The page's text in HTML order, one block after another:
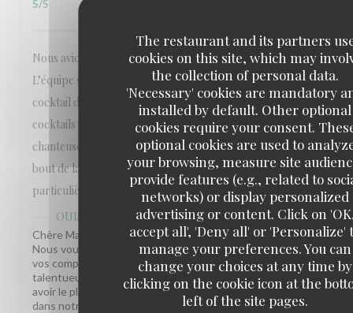
The restaurant and its partners
cookies on this site, which may
the collection of personal data.
'Necessary' cookies are mandatory
installed by default. Other optional
cookies require your consent.
optional cookies are used to
your browsing, measure site
provide features (e.g., related to
networks) or display personalized
advertising or content. Click on
accept all', 'Deny all' or 'Personalize'
manage your preferences. You can
change your choices at any time by
clicking on the cookie icon at the
left of the site pages.
5/5
Nous avions réservé pour fêter nos 10 ans de mariage.
L’équipe s’est adaptée à nos demandes pour faire un
cocktail dînatoire. On s’est littéralement régalé et les
cocktails sont délicieux. Grosse ambiance grâce à la
chanteuse et au DJ qui nous ont permis de danser jusqu’au
bout de la nuit. Mille mercis à toute l’équipe et tout
particulièrement à Mehdi qui était aux petits soins.
OUISTITI Paris
has replied to this review
Chère Madame, Quel bonheur de lire votre commentaire !
Nous vous remercions du fonds du cœur et transmettons
vos compliments à Medhi et ses équipes ainsi qu'à notre
talentueux duo Maryann et Christophe. Nous espérons
avoir le plaisir de vous recevoir à nouveau prochainement
dans notre établissement. Bien à vous, La Ouist'team